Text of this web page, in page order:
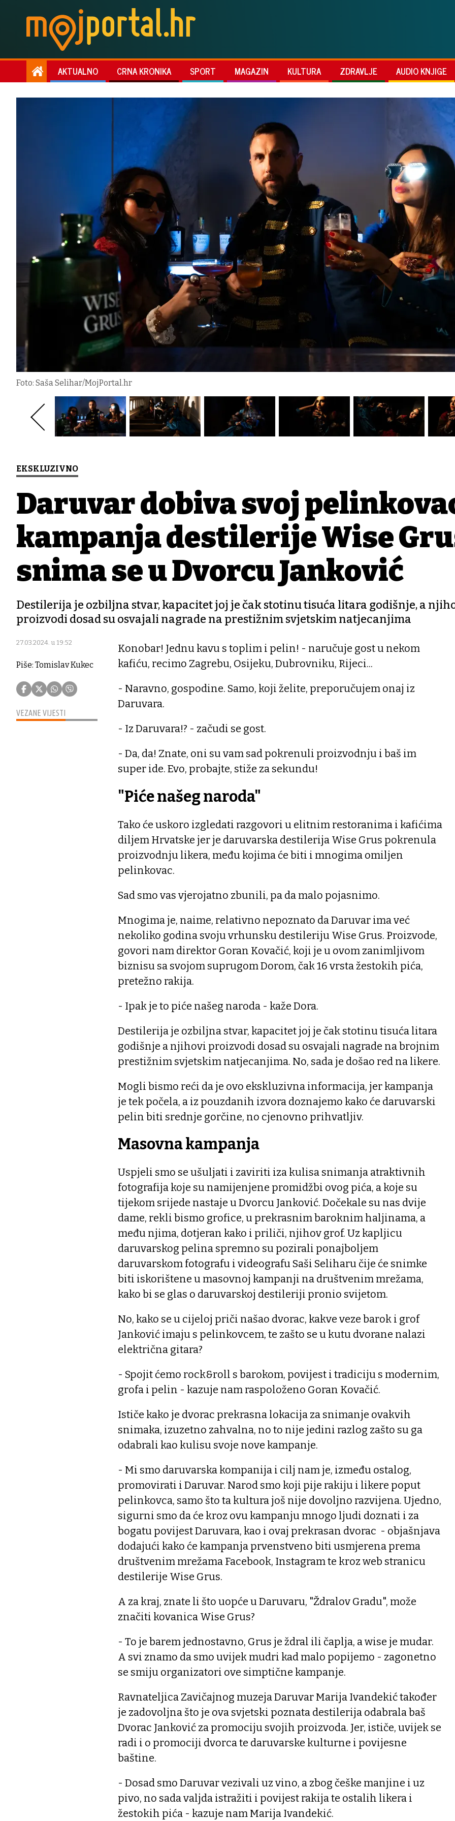
AKTUALNO CRNA KRONIKA SPORT MAGAZIN KULTURA ZDRAVLJE AUDIO KNJIGE
Foto: Saša Selihar/MojPortal.hr
EKSKLUZIVNO
Daruvar dobiva svoj
kampanja destilerije Wise
snima se u Dvorcu Janković
Destilerija je ozbiljna stvar, kapacitet joj je čak stotinu tisuća litara godišnje, a
proizvodi dosad su osvajali nagrade na prestižnim svjetskim natjecanjima
27.03.2024. u 19:52
Piše: Tomislav Kukec
VEZANE VIJESTI
Konobar! Jednu kavu s toplim i pelin! - naručuje gost u nekom
kafiću, recimo Zagrebu, Osijeku, Dubrovniku, Rijeci...
- Naravno, gospodine. Samo, koji želite, preporučujem onaj iz
Daruvara.
- Iz Daruvara!? - začudi se gost.
- Da, da! Znate, oni su vam sad pokrenuli proizvodnju i baš im
super ide. Evo, probajte, stiže za sekundu!
"Piće našeg naroda"
Tako će uskoro izgledati razgovori u elitnim restoranima i kafićima
diljem Hrvatske jer je daruvarska destilerija Wise Grus pokrenula
proizvodnju likera, među kojima će biti i mnogima omiljen
pelinkovac.
Sad smo vas vjerojatno zbunili, pa da malo pojasnimo.
Mnogima je, naime, relativno nepoznato da Daruvar ima već
nekoliko godina svoju vrhunsku destileriju Wise Grus. Proizvode,
govori nam direktor Goran Kovačić, koji je u ovom zanimljivom
biznisu sa svojom suprugom Dorom, čak 16 vrsta žestokih pića,
pretežno rakija.
- Ipak je to piće našeg naroda - kaže Dora.
Destilerija je ozbiljna stvar, kapacitet joj je čak stotinu tisuća litara
godišnje a njihovi proizvodi dosad su osvajali nagrade na brojnim
prestižnim svjetskim natjecanjima. No, sada je došao red na likere.
Mogli bismo reći da je ovo ekskluzivna informacija, jer kampanja
je tek počela, a iz pouzdanih izvora doznajemo kako će daruvarski
pelin biti srednje gorčine, no cjenovno prihvatljiv.
Masovna kampanja
Uspjeli smo se ušuljati i zaviriti iza kulisa snimanja atraktivnih
fotografija koje su namijenjene promidžbi ovog pića, a koje su
tijekom srijede nastaje u Dvorcu Janković. Dočekale su nas dvije
dame, rekli bismo grofice, u prekrasnim baroknim haljinama, a
među njima, dotjeran kako i priliči, njihov grof. Uz kapljicu
daruvarskog pelina spremno su pozirali ponajboljem
daruvarskom fotografu i videografu Saši Seliharu čije će snimke
biti iskorištene u masovnoj kampanji na društvenim mrežama,
kako bi se glas o daruvarskoj destileriji pronio svijetom.
No, kako se u cijeloj priči našao dvorac, kakve veze barok i grof
Janković imaju s pelinkovcem, te zašto se u kutu dvorane nalazi
električna gitara?
- Spojit ćemo rock&roll s barokom, povijest i tradiciju s modernim,
grofa i pelin - kazuje nam raspoloženo Goran Kovačić.
Ističe kako je dvorac prekrasna lokacija za snimanje ovakvih
snimaka, izuzetno zahvalna, no to nije jedini razlog zašto su ga
odabrali kao kulisu svoje nove kampanje.
- Mi smo daruvarska kompanija i cilj nam je, između ostalog,
promovirati i Daruvar. Narod smo koji pije rakiju i likere poput
pelinkovca, samo što ta kultura još nije dovoljno razvijena. Ujedno,
sigurni smo da će kroz ovu kampanju mnogo ljudi doznati i za
bogatu povijest Daruvara, kao i ovaj prekrasan dvorac - objašnjava
dodajući kako će kampanja prvenstveno biti usmjerena prema
društvenim mrežama Facebook, Instagram te kroz web stranicu
destilerije Wise Grus.
A za kraj, znate li što uopće u Daruvaru, "Ždralov Gradu", može
značiti kovanica Wise Grus?
- To je barem jednostavno, Grus je ždral ili čaplja, a wise je mudar.
A svi znamo da smo uvijek mudri kad malo popijemo - zagonetno
se smiju organizatori ove simptične kampanje.
Ravnateljica Zavičajnog muzeja Daruvar Marija Ivandekić također
je zadovoljna što je ova svjetski poznata destilerija odabrala baš
Dvorac Janković za promociju svojih proizvoda. Jer, ističe, uvijek se
radi i o promociji dvorca te daruvarske kulturne i povijesne
baštine.
- Dosad smo Daruvar vezivali uz vino, a zbog češke manjine i uz
pivo, no sada valjda istražiti i povijest rakija te ostalih likera i
žestokih pića - kazuje nam Marija Ivandekić.